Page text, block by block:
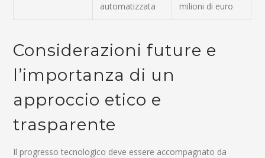
automatizzata
milioni di euro
Considerazioni future e
l’importanza di un
approccio etico e
trasparente
Il progresso tecnologico deve essere accompagnato da